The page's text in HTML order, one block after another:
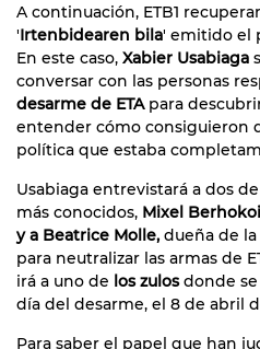
A continuación, ETB1
'Irtenbidearen bila' emitido el
En este caso, Xabier Usabiaga
conversar con las personas
desarme de ETA para
entender cómo consiguieron
política que estaba
Usabiaga entrevistará a dos
más conocidos, Mixel
y a Beatrice Molle, dueña de
para neutralizar las armas de
irá a uno de los zulosdonde
día del desarme, el 8 de abril
Para saber el papel que han